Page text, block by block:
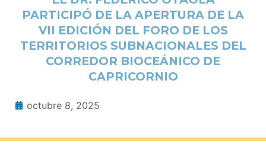
PARTICIPÓ DE LA APERTURA DE LA
VII EDICIÓN DEL FORO DE LOS
TERRITORIOS SUBNACIONALES DEL
CORREDOR BIOCEÁNICO DE
CAPRICORNIO
octubre 8, 2025